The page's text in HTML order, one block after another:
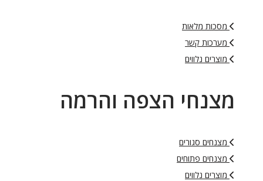
מסכות מלאות
מערכות קשר
מוצרים נלווים
מצנחי הצפה והרמה
מצנחים סגורים
מצנחים פתוחים
מוצרים נלווים